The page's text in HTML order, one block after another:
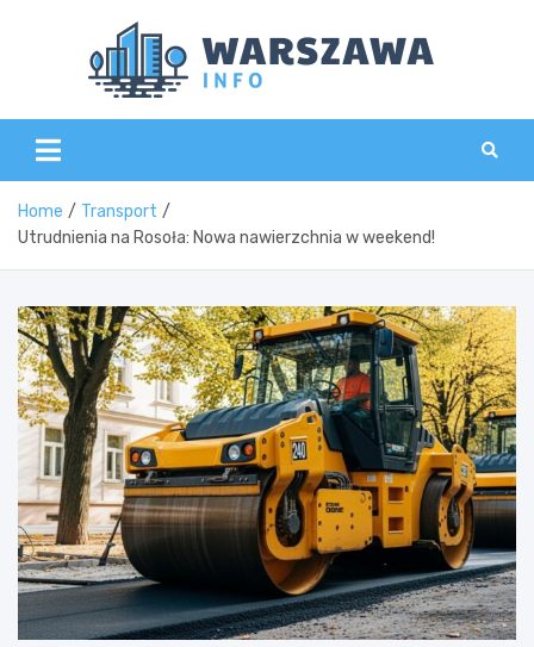
Home
Transport
Utrudnienia na Rosoła: Nowa nawierzchnia w weekend!